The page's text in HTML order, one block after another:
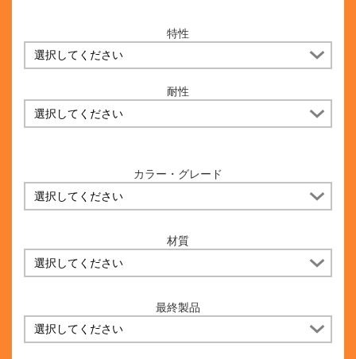
特性
耐性
カラー・グレード
材質
最終製品